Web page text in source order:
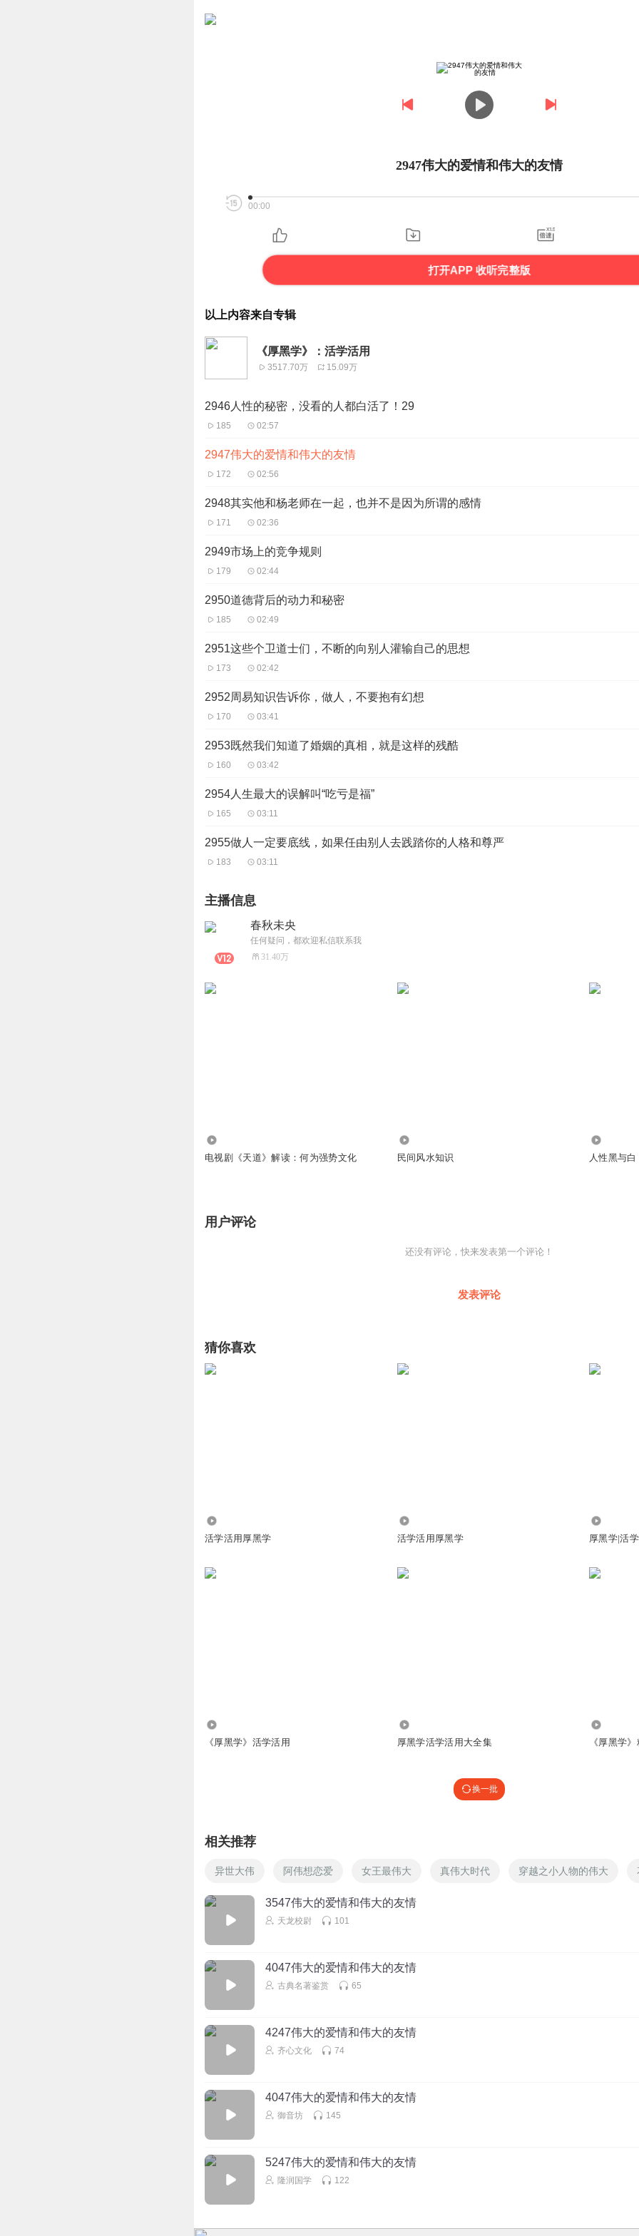
2947伟大的爱情和伟大的友情
00:00
打开APP 收听完整版
以上内容来自专辑
《厚黑学》：活学活用
3517.70万 15.09万
2946人性的秘密，没看的人都白活了！29
185 02:57
2947伟大的爱情和伟大的友情
172 02:56
2948其实他和杨老师在一起，也并不是因为所谓的感情
171 02:36
2949市场上的竞争规则
179 02:44
2950道德背后的动力和秘密
185 02:49
2951这些个卫道士们，不断的向别人灌输自己的思想
173 02:42
2952周易知识告诉你，做人，不要抱有幻想
170 03:41
2953既然我们知道了婚姻的真相，就是这样的残酷
160 03:42
2954人生最大的误解叫“吃亏是福”
165 03:11
2955做人一定要底线，如果任由别人去践踏你的人格和尊严
183 03:11
主播信息
春秋未央
任何疑问，都欢迎私信联系我
31.40万
电视剧《天道》解读：何为强势文化 民间风水知识 人性黑与
用户评论
还没有评论，快来发表第一个评论！
发表评论
猜你喜欢
活学活用厚黑学 活学活用厚黑学 厚黑学|活
《厚黑学》活学活用 厚黑学活学活用大全集 《厚黑学
换一批
相关推荐
异世大伟 阿伟想恋爱 女王最伟大 真伟大时代 穿越之小人物的伟大
3547伟大的爱情和伟大的友情
天龙校尉 101
4047伟大的爱情和伟大的友情
古典名著鉴赏 65
4247伟大的爱情和伟大的友情
齐心文化 74
4047伟大的爱情和伟大的友情
御音坊 145
5247伟大的爱情和伟大的友情
隆润国学 122